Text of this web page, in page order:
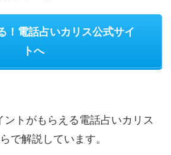
！電話占いカリス公式サイ
トへ
トがもらえる電話占いカリス
で解説しています。